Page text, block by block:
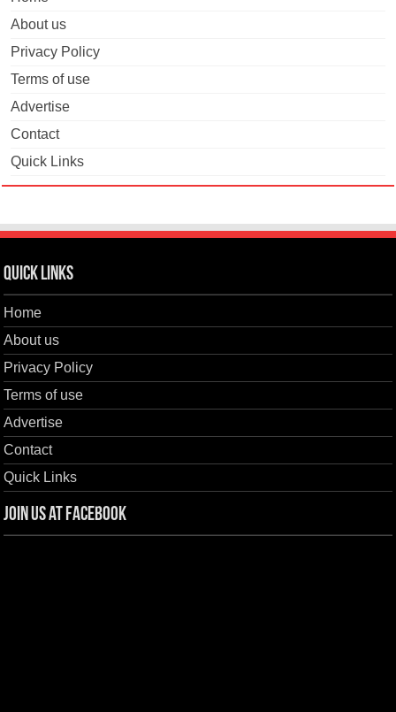
About us
Privacy Policy
Terms of use
Advertise
Contact
Quick Links
Quick Links
Home
About us
Privacy Policy
Terms of use
Advertise
Contact
Quick Links
Join us at Facebook